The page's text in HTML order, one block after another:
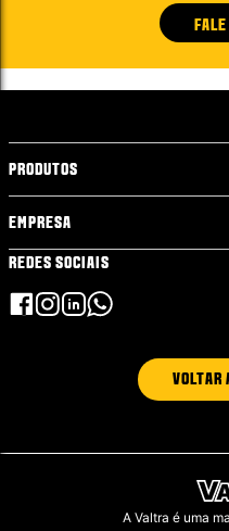
FALE
PRODUTOS
EMPRESA
REDES SOCIAIS
VOLTAR
A Valtra é uma